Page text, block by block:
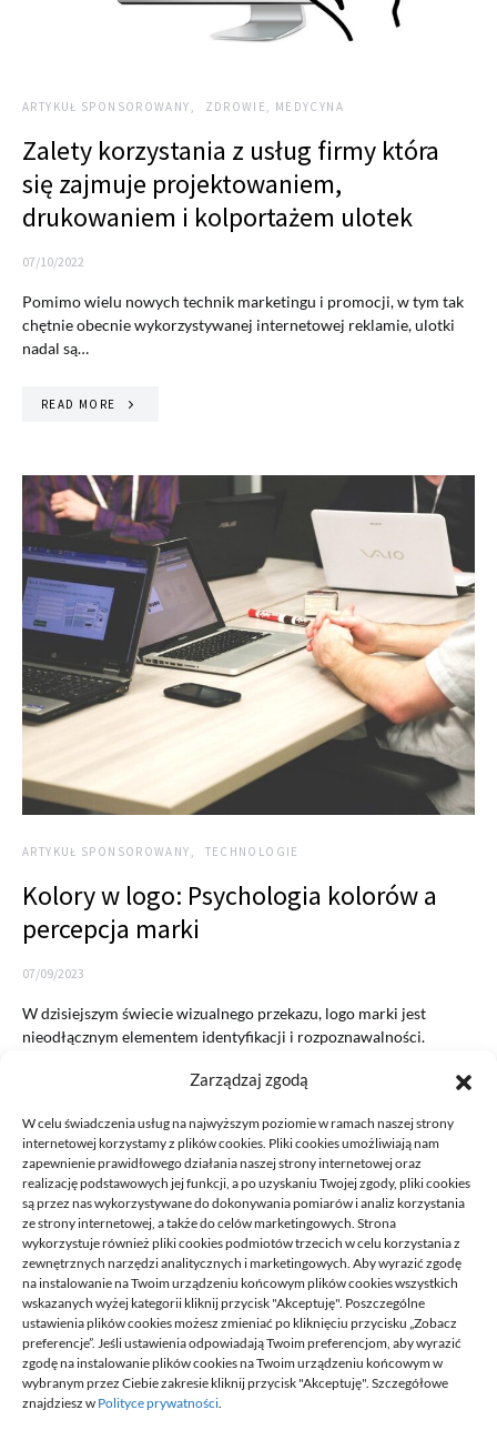
Zarządzaj zgodą
W celu świadczenia usług na najwyższym poziomie w ramach naszej strony
internetowej korzystamy z plików cookies. Pliki cookies umożliwiają nam
zapewnienie prawidłowego działania naszej strony internetowej oraz
realizację podstawowych jej funkcji, a po uzyskaniu Twojej zgody, pliki cookies
są przez nas wykorzystywane do dokonywania pomiarów i analiz korzystania
ze strony internetowej, a także do celów marketingowych. Strona
wykorzystuje również pliki cookies podmiotów trzecich w celu korzystania z
zewnętrznych narzędzi analitycznych i marketingowych. Aby wyrazić zgodę
na instalowanie na Twoim urządzeniu końcowym plików cookies wszystkich
wskazanych wyżej kategorii kliknij przycisk "Akceptuję". Poszczególne
ustawienia plików cookies możesz zmieniać po kliknięciu przycisku „Zobacz
preferencje”. Jeśli ustawienia odpowiadają Twoim preferencjom, aby wyrazić
zgodę na instalowanie plików cookies na Twoim urządzeniu końcowym w
wybranym przez Ciebie zakresie kliknij przycisk "Akceptuję". Szczegółowe
znajdziesz w Polityce prywatności.
ARTYKUŁ SPONSOROWANY ZDROWIE, MEDYCYNA
Zalety korzystania z usług firmy która
się zajmuje projektowaniem,
drukowaniem i kolportażem ulotek
07/10/2022
Pomimo wielu nowych technik marketingu i promocji, w tym tak
chętnie obecnie wykorzystywanej internetowej reklamie, ulotki
nadal są…
READ MORE
ARTYKUŁ SPONSOROWANY TECHNOLOGIE
Kolory w logo: Psychologia kolorów a
percepcja marki
07/09/2023
W dzisiejszym świecie wizualnego przekazu, logo marki jest
nieodłącznym elementem identyfikacji i rozpoznawalności.
READ MORE
DECA /
Deca
to miejsce stworzone dla ludzi takich jak ty, miejsce, gdzie
możesz znaleźć wiele ciekawych informacji, na różne tematy,
informacji podzielonych na tematyczne kategorie. Dołącz do naszej